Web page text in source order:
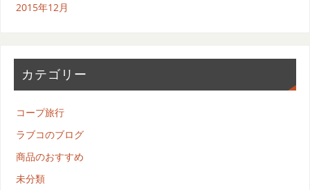
2015年12月
カテゴリー
コープ旅行
ラブコのブログ
商品のおすすめ
未分類